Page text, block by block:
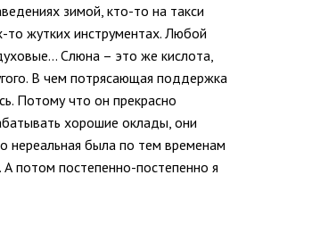
зимой, кто-то на такси
то жутких инструментах. Любой
Слюна – это же кислота,
В чем потрясающая поддержка
Потому что он прекрасно
хорошие оклады, они
нереальная была по тем временам
потом постепенно-постепенно я